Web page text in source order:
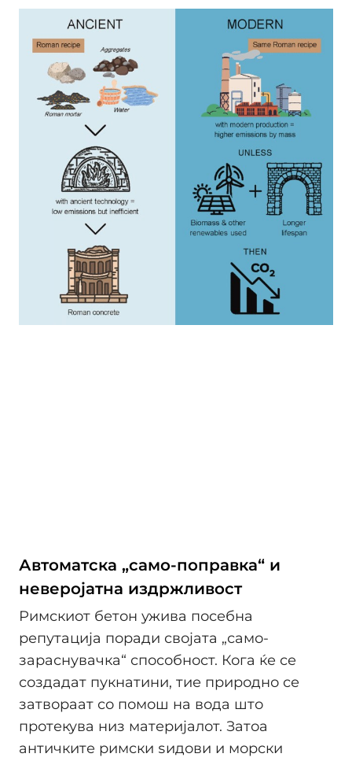
Автоматска „само-поправка“ и
неверојатна издржливост
Римскиот бетон ужива посебна
репутација поради својата „само-
зараснувачка“ способност. Кога ќе се
создадат пукнатини, тие природно се
затвораат со помош на вода што
протекува низ материјалот. Затоа
античките римски ѕидови и морски